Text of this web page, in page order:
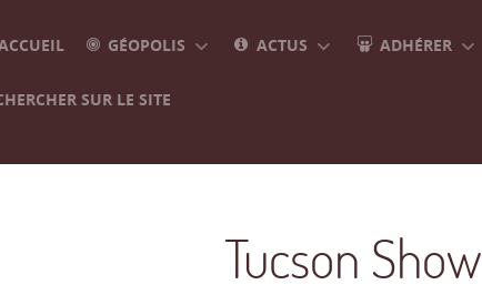
GÉOPOLIS ACTUS ADHÉRER
SUR LE SITE
Tucson Show